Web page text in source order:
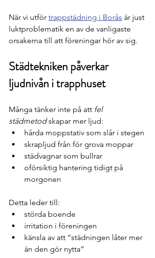
När vi utför trappstädning i Borås är just
luktproblematik en av de vanligaste
orsakerna till att föreningar hör av sig.
Städtekniken påverkar
ljudnivån i trapphuset
Många tänker inte på att fel
städmetod skapar mer ljud:
hårda moppstativ som slår i stegen
skrapljud från för grova moppar
städvagnar som bullrar
oförsiktig hantering tidigt på
morgonen
Detta leder till:
störda boende
irritation i föreningen
känsla av att “städningen låter mer
än den gör nytta”